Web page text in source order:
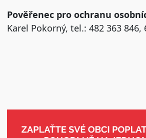
Pověřenec pro ochranu
Karel Pokorný, tel.: 482 363 846,